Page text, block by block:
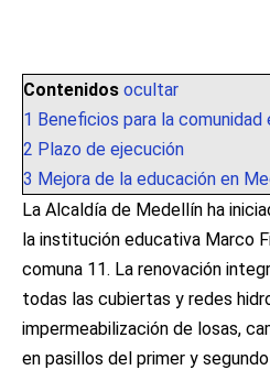
Contenidos ocultar
1 Beneficios para la comunidad
2 Plazo de ejecución
3 Mejora de la educación en
La Alcaldía de Medellín ha
la institución educativa Marco
comuna 11. La renovación
todas las cubiertas y redes
impermeabilización de losas,
en pasillos del primer y